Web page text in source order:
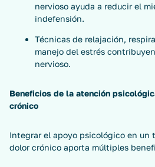
nervioso ayuda a reducir el
indefensión.
Técnicas de relajación,
manejo del estrés
nervioso.
Beneficios de la atención
crónico
Integrar el apoyo psicológico en
dolor crónico aporta múltiples